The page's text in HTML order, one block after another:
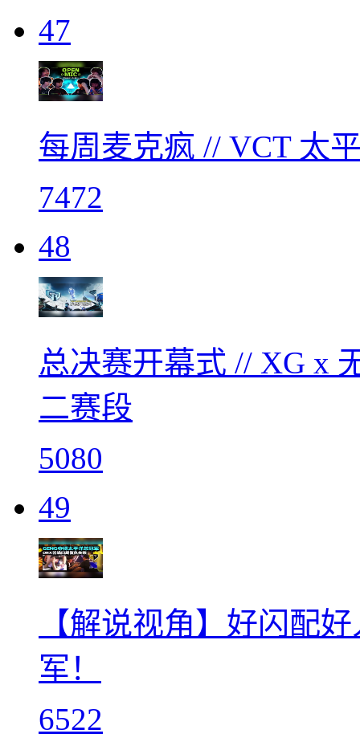
47
每周麦克疯 // VCT 太
7472
48
总决赛开幕式 // XG x
二赛段
5080
49
【解说视角】好闪配
军！
6522